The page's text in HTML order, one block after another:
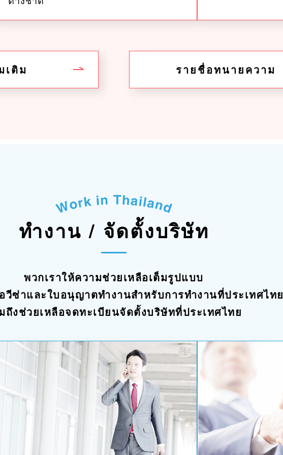
เติม รายชื่อทนายความ
ทำงาน / จัดตั้งบริษัท
พวกเราให้ความช่วยเหลือเต็มรูปแบบ
วีซ่าและใบอนุญาตทำงานสำหรับการทำงานที่ประเทศไทย
ถึงช่วยเหลือจดทะเบียนจัดตั้งบริษัทที่ประเทศไทย